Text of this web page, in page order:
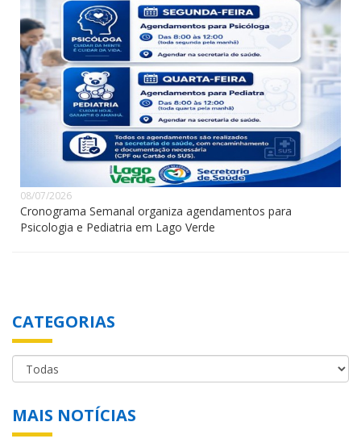
08/07/2026
Cronograma Semanal organiza agendamentos para
Psicologia e Pediatria em Lago Verde
CATEGORIAS
MAIS NOTÍCIAS